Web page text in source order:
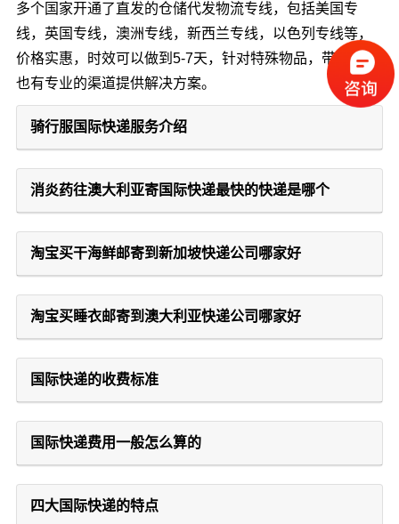
多个国家开通了直发的仓储代发物流专线，包括美国专
线，英国专线，澳洲专线，新西兰专线，以色列专线等，
价格实惠，时效可以做到5-7天，针对特殊物品，带电产品
也有专业的渠道提供解决方案。
骑行服国际快递服务介绍
消炎药往澳大利亚寄国际快递最快的快递是哪个
淘宝买干海鲜邮寄到新加坡快递公司哪家好
淘宝买睡衣邮寄到澳大利亚快递公司哪家好
国际快递的收费标准
国际快递费用一般怎么算的
四大国际快递的特点